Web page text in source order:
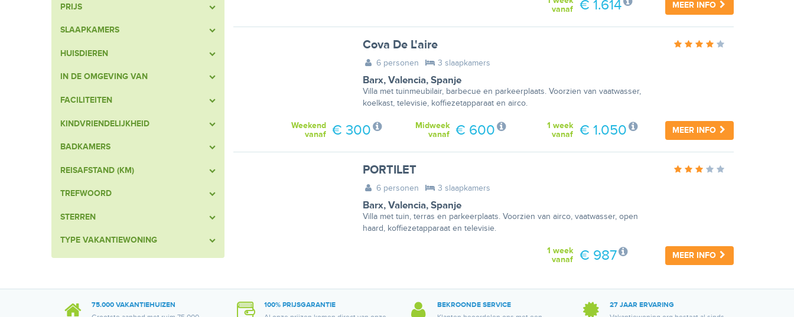
PRIJS
SLAAPKAMERS
HUISDIEREN
IN DE OMGEVING VAN
FACILITEITEN
KINDVRIENDELIJKHEID
BADKAMERS
REISAFSTAND (KM)
TREFWOORD
STERREN
TYPE VAKANTIEWONING
MEER INFO
vanaf
€ 1.614
Cova De L'aire
6 personen 3 slaapkamers
Barx, Valencia, Spanje
Villa met tuinmeubilair, barbecue en parkeerplaats. Voorzien van vaatwasser,
koelkast, televisie, koffiezetapparaat en airco.
MEER INFO
1 week
vanaf
€ 1.050
Midweek
vanaf
€ 600
Weekend
vanaf
€ 300
PORTILET
6 personen 3 slaapkamers
Barx, Valencia, Spanje
Villa met tuin, terras en parkeerplaats. Voorzien van airco, vaatwasser, open
haard, koffiezetapparaat en televisie.
MEER INFO
1 week
vanaf
€ 987
75.000 VAKANTIEHUIZEN
100% PRIJSGARANTIE
BEKROONDE SERVICE
27 JAAR ERVARING